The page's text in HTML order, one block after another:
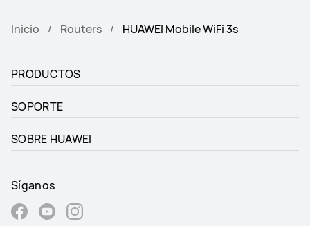
Inicio Routers HUAWEI Mobile WiFi 3s
PRODUCTOS
SOPORTE
SOBRE HUAWEI
Síganos